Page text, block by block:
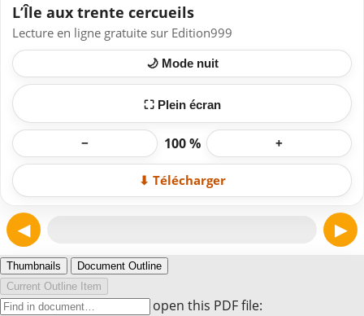
L’Île aux trente cercueils
Lecture en ligne gratuite sur Edition999
🌙 Mode nuit
⛶ Plein écran
− 100 % +
⬇ Télécharger
◀ ▶
Thumbnails
Document Outline
Current Outline Item
Enter the password to open this PDF file: